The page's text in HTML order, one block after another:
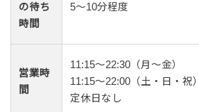
の待ち
時間
5〜10分程度
営業時
間
11:15～22:30（月〜金）
11:15〜22:00（土・日・祝）
定休日なし